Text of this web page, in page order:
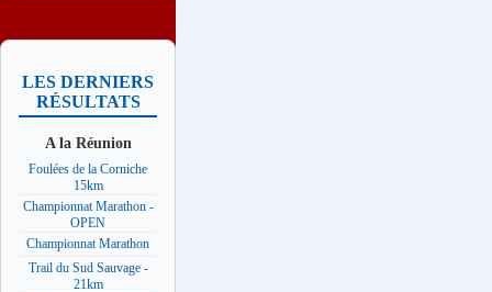
LES DERNIERS
RÉSULTATS
A la Réunion
Foulées de la Corniche
15km
Championnat Marathon -
OPEN
Championnat Marathon
Trail du Sud Sauvage -
21km